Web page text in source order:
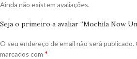
Ainda não existem avaliações.
Seja o primeiro a avaliar “Mochila Now
O seu endereço de email não será publicado.
marcados com *